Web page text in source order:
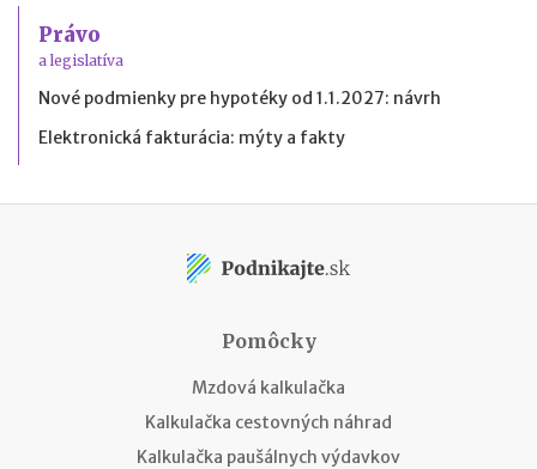
Právo
a legislatíva
Nové podmienky pre hypotéky od 1.1.2027: návrh
Elektronická fakturácia: mýty a fakty
Pomôcky
Mzdová kalkulačka
Kalkulačka cestovných náhrad
Kalkulačka paušálnych výdavkov